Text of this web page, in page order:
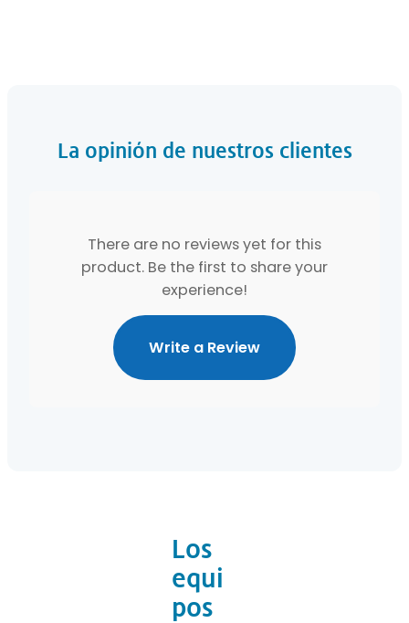
La opinión de nuestros clientes
There are no reviews yet for this
product. Be the first to share your
experience!
Write a Review
Los
equi
pos